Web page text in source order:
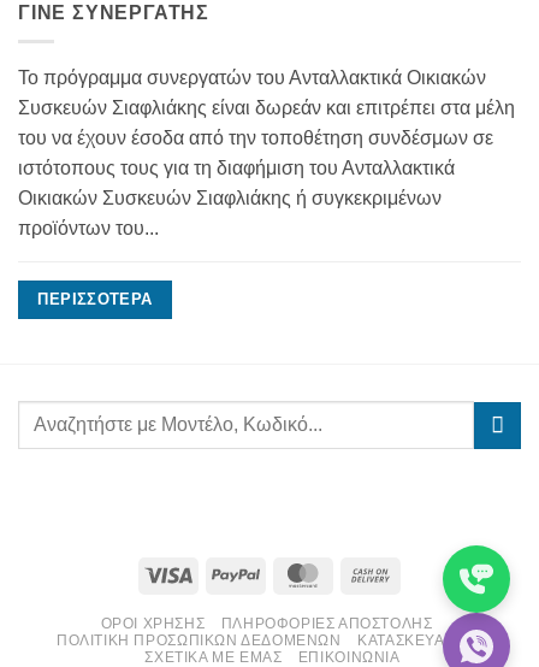
ΓΊΝΕ ΣΥΝΕΡΓΆΤΗΣ
Το πρόγραμμα συνεργατών του Ανταλλακτικά Οικιακών
Συσκευών Σιαφλιάκης είναι δωρεάν και επιτρέπει στα μέλη
του να έχουν έσοδα από την τοποθέτηση συνδέσμων σε
ιστότοπους τους για τη διαφήμιση του Ανταλλακτικά
Οικιακών Συσκευών Σιαφλιάκης ή συγκεκριμένων
προϊόντων του...
ΠΕΡΙΣΣΌΤΕΡΑ
Visa PayPal MasterCard
Delivery
ΌΡΟΙ ΧΡΉΣΗΣ
ΠΛΗΡΟΦΟΡΊΕΣ ΑΠΟΣΤΟΛΉΣ
ΠΟΛΙΤΙΚΉ ΠΡΟΣΩΠΙΚΏΝ ΔΕΔΟΜΈΝΩΝ
ΚΑΤΑΣΚΕΥΑΣΤΈΣ
ΣΧΕΤΙΚΆ ΜΕ ΕΜΆΣ
ΕΠΙΚΟΙΝΩΝΊΑ